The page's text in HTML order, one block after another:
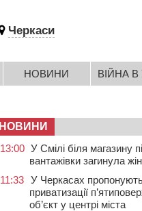
Черкаси
НОВИНИ ВІЙНА В
НОВИНИ
13:00 У Смілі біля магазину
вантажівки загинула
11:33 У Черкасах
приватизації
об’єкт у центрі міста